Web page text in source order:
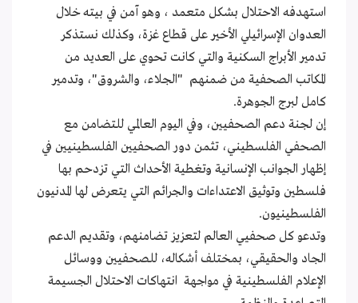
استهدفه الاحتلال بشكل متعمد ، وهو آمن في بيته خلال
العدوان الإسرائيلي الأخير على قطاع غزة، وكذلك نستذكر
تدمير الأبراج السكنية والتي كانت تحوي على العديد من
المكاتب الصحفية من ضمنهم "الجلاء، والشروق"، وتدمير
كامل لبرج الجوهرة.
إن لجنة دعم الصحفيين، وفي اليوم العالمي للتضامن مع
الصحفي الفلسطيني، تثمن دور الصحفيين الفلسطينيين في
إظهار الجوانب الإنسانية وتغطية الأحداث التي تزدحم بها
فلسطين وتوثيق الاعتداءات والجرائم التي يتعرض لها المدنيون
الفلسطينيون.
وتدعو كل صحفيي العالم لتعزيز تضامنهم، وتقديم الدعم
الجاد والحقيقي، بمختلف أشكاله، للصحفيين ووسائل
الإعلام الفلسطينية في مواجهة انتهاكات الاحتلال الجسيمة